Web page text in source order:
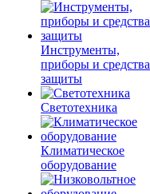
Инструменты,
приборы и средства
защиты
Светотехника
Климатическое
оборудование